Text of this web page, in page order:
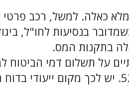
מלא כאלה. למשל, רכב
בנסיעות לחו"ל,
בתקנות המס.
על תשלום דמי הביטוח
אלה מוכרים בניכוי מס של 52%. יש